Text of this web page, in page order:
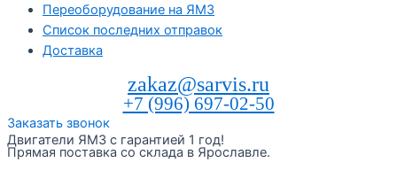
Переоборудование на ЯМЗ
Список последних отправок
Доставка
zakaz@sarvis.ru
+7 (996) 697-02-50
Заказать звонок
Двигатели ЯМЗ с гарантией 1 год!
Прямая поставка со склада в Ярославле.